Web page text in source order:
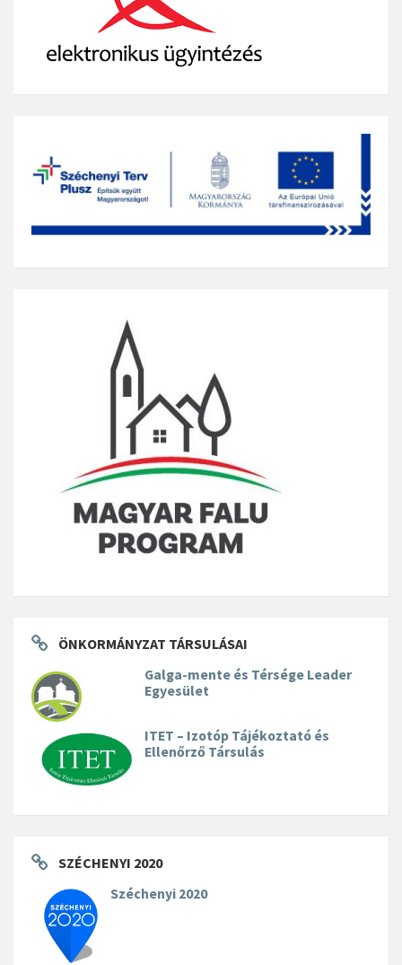
ÖNKORMÁNYZAT TÁRSULÁSAI
Galga-mente és Térsége Leader
Egyesület
ITET – Izotóp Tájékoztató és
Ellenőrző Társulás
SZÉCHENYI 2020
Széchenyi 2020